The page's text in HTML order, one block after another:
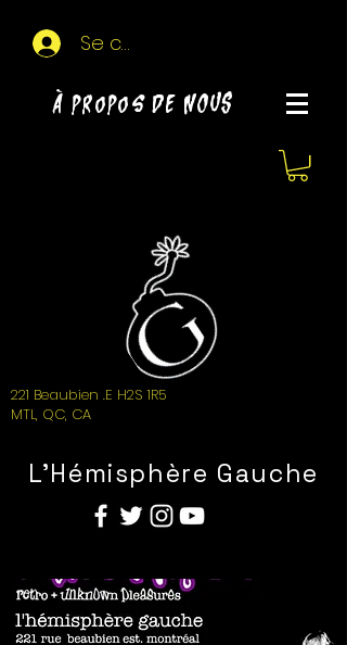
Se connecter
À propos de NOUS
221 Beaubien .E H2S 1R5
MTL, QC, CA
L'Hémisphère Gauche